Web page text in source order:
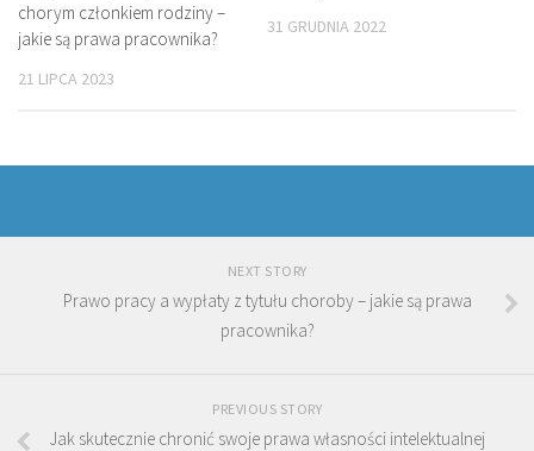
chorym członkiem rodziny –
jakie są prawa pracownika?
21 LIPCA 2023
31 GRUDNIA 2022
NEXT STORY
Prawo pracy a wypłaty z tytułu choroby – jakie są prawa
pracownika?
PREVIOUS STORY
Jak skutecznie chronić swoje prawa własności intelektualnej